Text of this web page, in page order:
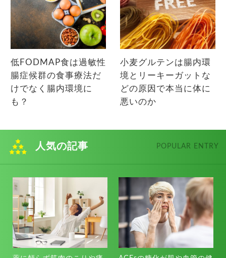
低FODMAP食は過敏性
腸症候群の食事療法だ
けでなく腸内環境に
も？
小麦グルテンは腸内環
境とリーキーガットな
どの原因で本当に体に
悪いのか
人気の記事 POPULAR ENTRY